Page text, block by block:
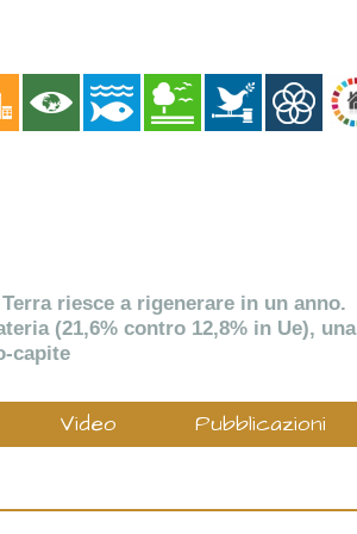
riesce a rigenerare in un anno.
(21,6% contro 12,8% in Ue), una
capite
Video Pubblicazioni